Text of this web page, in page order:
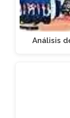
Análisis